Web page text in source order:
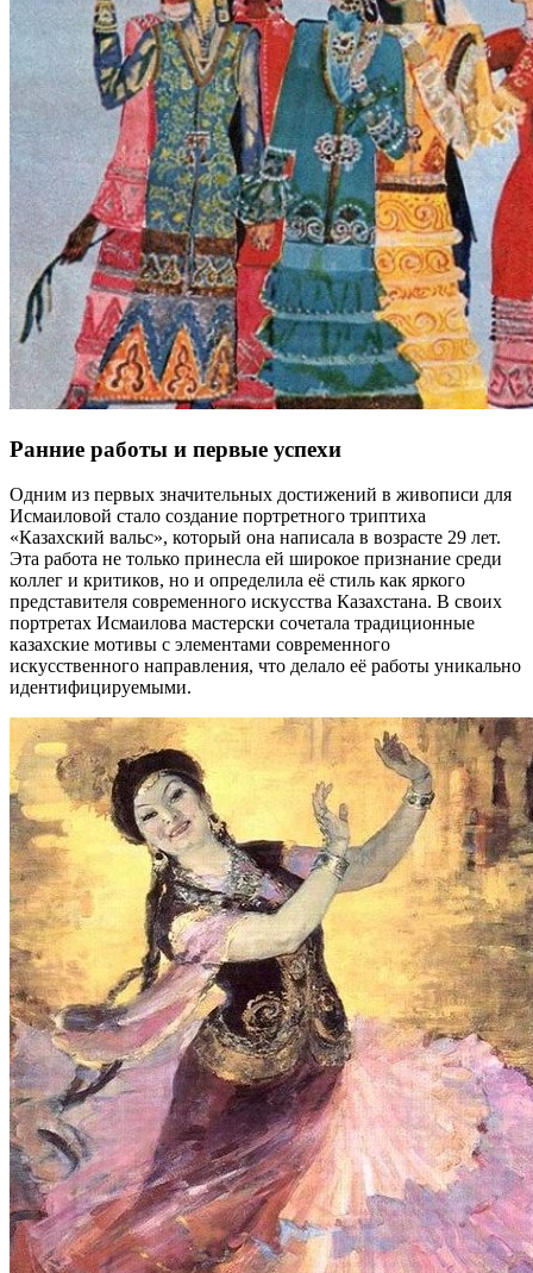
Ранние работы и первые успехи
Одним из первых значительных достижений в живописи для
Исмаиловой стало создание портретного триптиха
«Казахский вальс», который она написала в возрасте 29 лет.
Эта работа не только принесла ей широкое признание среди
коллег и критиков, но и определила её стиль как яркого
представителя современного искусства Казахстана. В своих
портретах Исмаилова мастерски сочетала традиционные
казахские мотивы с элементами современного
искусственного направления, что делало её работы уникально
идентифицируемыми.